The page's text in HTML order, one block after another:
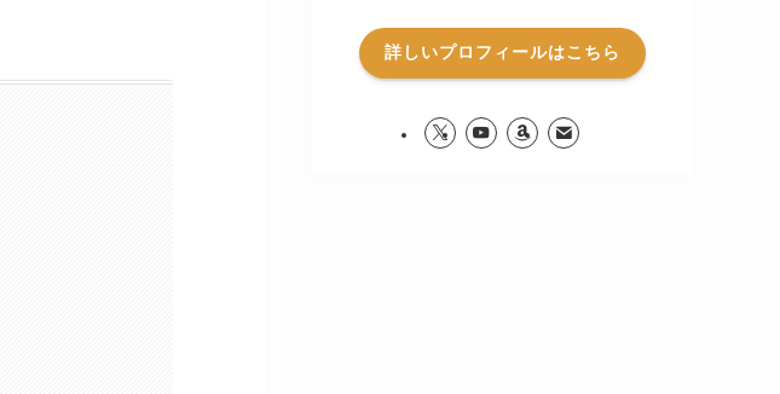
詳しいプロフィールはこちら